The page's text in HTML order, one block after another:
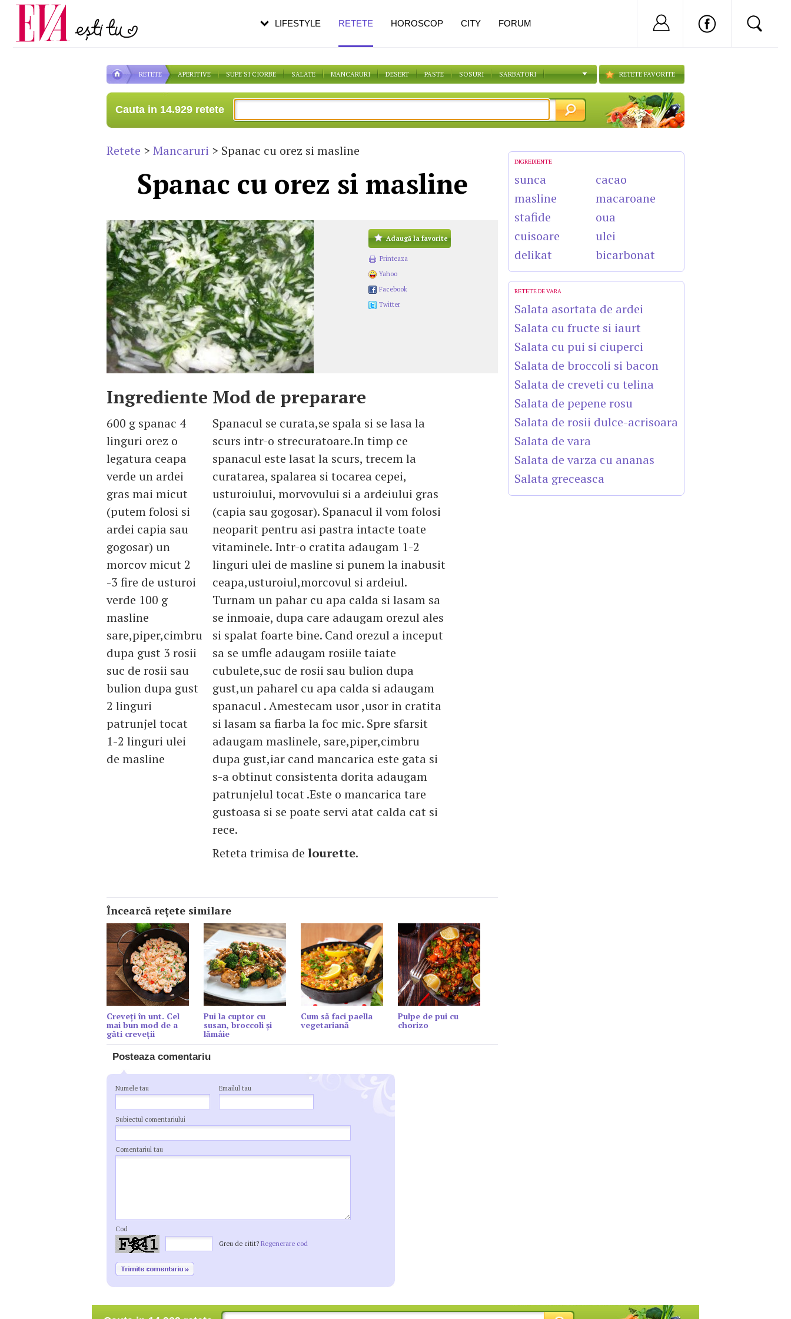
RETETE APERITIVE SUPE SI CIORBE SALATE MANCARURI DESERT PASTE SOSURI SARBATORI RETETE FAVORITE
Cauta in 14.929 retete
Retete > Mancaruri > Spanac cu orez si masline
Spanac cu orez si masline
Adaugă la favorite
Printeaza
Yahoo
Facebook
Twitter
Ingrediente
600 g spanac 4
linguri orez o
legatura ceapa
verde un ardei
gras mai micut
(putem folosi si
ardei capia sau
gogosar) un
morcov micut 2
-3 fire de usturoi
verde 100 g
masline
sare,piper,cimbru
dupa gust 3 rosii
suc de rosii sau
bulion dupa gust
2 linguri
patrunjel tocat
1-2 linguri ulei
de masline
Mod de preparare
Spanacul se curata,se spala si se lasa la
scurs intr-o strecuratoare.In timp ce
spanacul este lasat la scurs, trecem la
curatarea, spalarea si tocarea cepei,
usturoiului, morvovului si a ardeiului gras
(capia sau gogosar). Spanacul il vom folosi
neoparit pentru asi pastra intacte toate
vitaminele. Intr-o cratita adaugam 1-2
linguri ulei de masline si punem la inabusit
ceapa,usturoiul,morcovul si ardeiul.
Turnam un pahar cu apa calda si lasam sa
se inmoaie, dupa care adaugam orezul ales
si spalat foarte bine. Cand orezul a inceput
sa se umfle adaugam rosiile taiate
cubulete,suc de rosii sau bulion dupa
gust,un paharel cu apa calda si adaugam
spanacul . Amestecam usor ,usor in cratita
si lasam sa fiarba la foc mic. Spre sfarsit
adaugam maslinele, sare,piper,cimbru
dupa gust,iar cand mancarica este gata si
s-a obtinut consistenta dorita adaugam
patrunjelul tocat .Este o mancarica tare
gustoasa si se poate servi atat calda cat si
rece.
Reteta trimisa de lourette.
Încearcă reţete similare
Creveți în unt. Cel
mai bun mod de a
găti creveții
Pui la cuptor cu
susan, broccoli și
lămâie
Cum să faci paella
vegetariană
Pulpe de pui cu
chorizo
Posteaza comentariu
Numele tau Emailul tau
Subiectul comentariului
Comentariul tau
Cod
Greu de citit? Regenerare cod
INGREDIENTE
sunca
masline
stafide
cuisoare
delikat
cacao
macaroane
oua
ulei
bicarbonat
RETETE DE VARA
Salata asortata de ardei
Salata cu fructe si iaurt
Salata cu pui si ciuperci
Salata de broccoli si bacon
Salata de creveti cu telina
Salata de pepene rosu
Salata de rosii dulce-acrisoara
Salata de vara
Salata de varza cu ananas
Salata greceasca
LIFESTYLE RETETE HOROSCOP CITY FORUM Nu ai cont?
Carieră
Actualitate